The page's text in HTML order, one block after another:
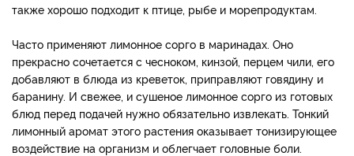
также хорошо подходит к птице, рыбе и морепродуктам.
Часто применяют лимонное сорго в маринадах. Оно
прекрасно сочетается с чесноком, кинзой, перцем чили, его
добавляют в блюда из креветок, приправляют говядину и
баранину. И свежее, и сушеное лимонное сорго из готовых
блюд перед подачей нужно обязательно извлекать. Тонкий
лимонный аромат этого растения оказывает тонизирующее
воздействие на организм и облегчает головные боли.